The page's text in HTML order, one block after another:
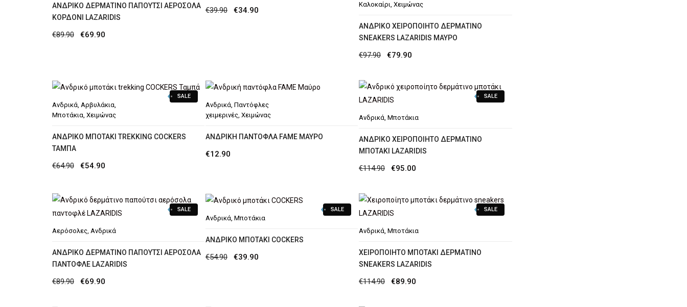
ΑΝΔΡΙΚΌ ΔΕΡΜΆΤΙΝΟ ΠΑΠΟΎΤΣΙ ΑΕΡΌΣΟΛΑ
ΚΟΡΔΌΝΙ LAZARIDIS
€89.90
Original
€69.90
€39.90
Original
€34.90
Καλοκαίρι, Χειμώνας
AΝΔΡΙΚΌ ΧΕΙΡΟΠΟΊΗΤΟ ΔΕΡΜΆΤΙΝΟ
SNEAKERS LAZARIDIS ΜΑΎΡΟ
€97.90
Original
was:
€97.90.
€79.90
τιμή
€79.90.
SALE
Ανδρικά, Αρβυλάκια,
Μποτάκια, Χειμώνας
ΑΝΔΡΙΚΌ ΜΠΟΤΆΚΙ TREKKING COCKERS
ΤΑΜΠΆ
€64.90
Original
was:
€64.90.
€54.90
τιμή
είναι:
€54.90.
Ανδρικά, Παντόφλες
χειμερινές, Χειμώνας
AΝΔΡΙΚΉ ΠΑΝΤΌΦΛΑ FAME MΑΎΡΟ
€12.90
SALE
Ανδρικά, Μποτάκια
AΝΔΡΙΚΌ ΧΕΙΡΟΠΟΊΗΤΟ ΔΕΡΜΆΤΙΝΟ
ΜΠΟΤΆΚΙ LAZARIDIS
€114.90
Original
was:
€114.90.
€95.00
τιμή
€95.00.
SALE
Αερόσολες, Ανδρικά
ΑΝΔΡΙΚΌ ΔΕΡΜΆΤΙΝΟ ΠΑΠΟΎΤΣΙ ΑΕΡΌΣΟΛΑ
ΠΑΝΤΟΦΛΈ LAZARIDIS
€89.90
Original
€69.90
SALE
Ανδρικά, Μποτάκια
ΑΝΔΡΙΚΌ ΜΠΟΤΆΚΙ COCKERS
€54.90
Original
€39.90
SALE
Ανδρικά, Μποτάκια
ΧΕΙΡΟΠΟΊΗΤΟ ΜΠΟΤΆΚΙ ΔΕΡΜΆΤΙΝΟ
SNEAKERS LAZARIDIS
€114.90
Original
€89.90